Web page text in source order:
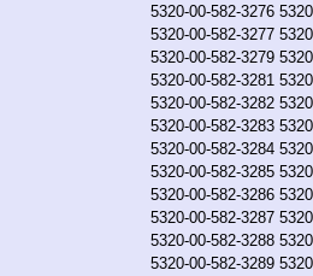
5320-00-582-3276
5320-00-582-3277
5320-00-582-3279
5320-00-582-3281
5320-00-582-3282
5320-00-582-3283
5320-00-582-3284
5320-00-582-3285
5320-00-582-3286
5320-00-582-3287
5320-00-582-3288
5320-00-582-3289